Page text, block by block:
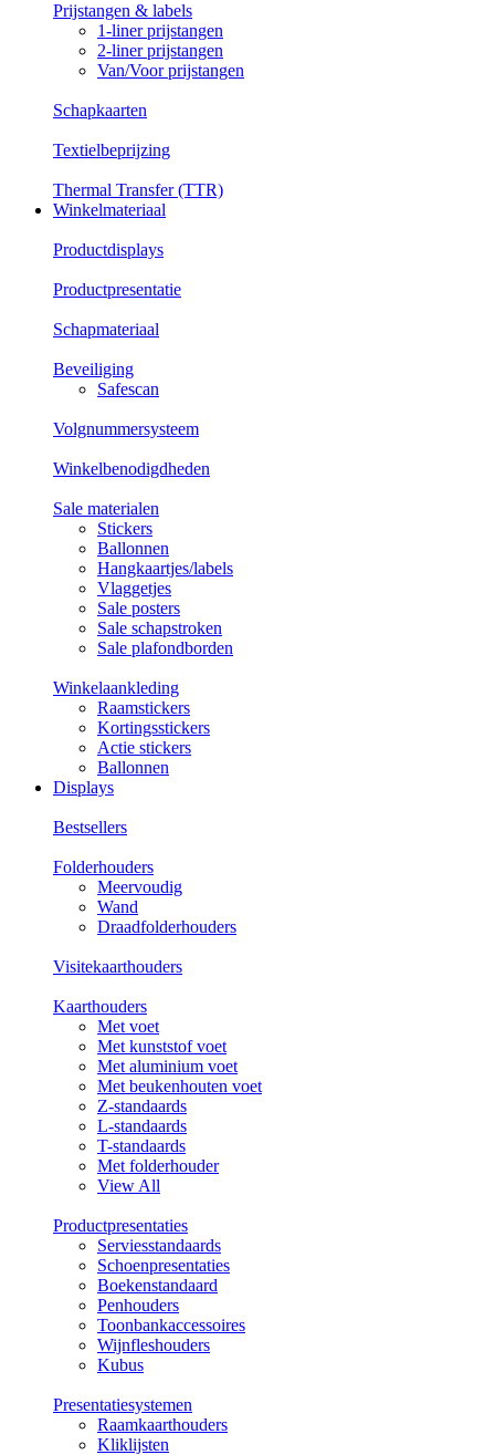
Prijstangen & labels
1-liner prijstangen
2-liner prijstangen
Van/Voor prijstangen
Schapkaarten
Textielbeprijzing
Thermal Transfer (TTR)
Winkelmateriaal
Productdisplays
Productpresentatie
Schapmateriaal
Beveiliging
Safescan
Volgnummersysteem
Winkelbenodigdheden
Sale materialen
Stickers
Ballonnen
Hangkaartjes/labels
Vlaggetjes
Sale posters
Sale schapstroken
Sale plafondborden
Winkelaankleding
Raamstickers
Kortingsstickers
Actie stickers
Ballonnen
Displays
Bestsellers
Folderhouders
Meervoudig
Wand
Draadfolderhouders
Visitekaarthouders
Kaarthouders
Met voet
Met kunststof voet
Met aluminium voet
Met beukenhouten voet
Z-standaards
L-standaards
T-standaards
Met folderhouder
View All
Productpresentaties
Serviesstandaards
Schoenpresentaties
Boekenstandaard
Penhouders
Toonbankaccessoires
Wijnfleshouders
Kubus
Presentatiesystemen
Raamkaarthouders
Kliklijsten